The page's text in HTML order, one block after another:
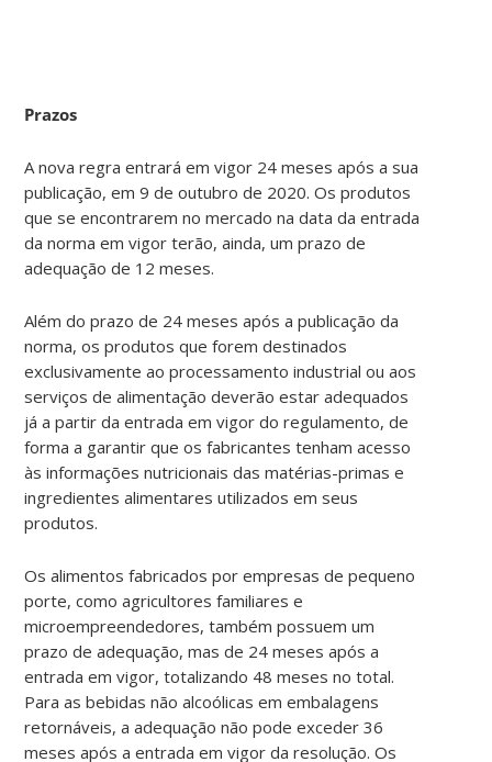
Prazos
A nova regra entrará em vigor 24 meses após a sua
publicação, em 9 de outubro de 2020. Os produtos
que se encontrarem no mercado na data da entrada
da norma em vigor terão, ainda, um prazo de
adequação de 12 meses.
Além do prazo de 24 meses após a publicação da
norma, os produtos que forem destinados
exclusivamente ao processamento industrial ou aos
serviços de alimentação deverão estar adequados
já a partir da entrada em vigor do regulamento, de
forma a garantir que os fabricantes tenham acesso
às informações nutricionais das matérias-primas e
ingredientes alimentares utilizados em seus
produtos.
Os alimentos fabricados por empresas de pequeno
porte, como agricultores familiares e
microempreendedores, também possuem um
prazo de adequação, mas de 24 meses após a
entrada em vigor, totalizando 48 meses no total.
Para as bebidas não alcoólicas em embalagens
retornáveis, a adequação não pode exceder 36
meses após a entrada em vigor da resolução. Os